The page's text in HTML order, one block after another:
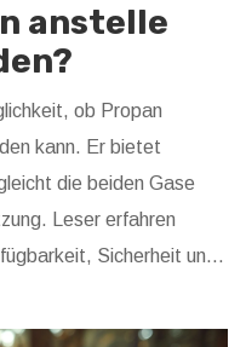
anstelle
ob Propan
kann. Er bietet
die beiden Gase
Leser erfahren
Sicherheit und